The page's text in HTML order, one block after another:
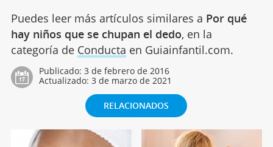
Puedes leer más artículos similares a Por qué
hay niños que se chupan el dedo, en la
categoría de Conducta en Guiainfantil.com.
Publicado: 3 de febrero de 2016
Actualizado: 3 de marzo de 2021
RELACIONADOS